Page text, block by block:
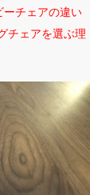
チェアの違い
チェアを選ぶ理